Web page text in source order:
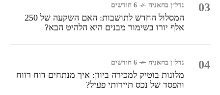
03 נדל״ן בחאניה 6 חודשים
המסלול החדש לתושבות: האם השקעה של 250
אלף יורו בשימור מבנים היא הלהיט הבא?
04 נדל״ן בחאניה 6 חודשים
מלונות בוטיק למכירה ביוון: איך מנתחים דוח רווח
והפסד של נכס תיירותי פעיל?